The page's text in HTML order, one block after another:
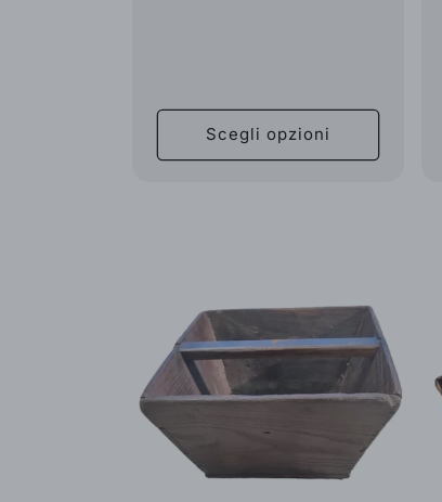
Scegli opzioni